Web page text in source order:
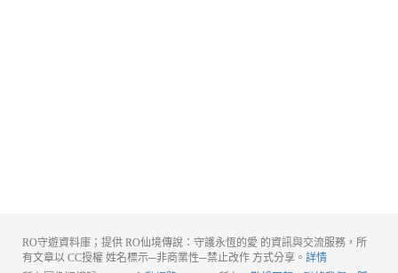
RO守遊資料庫；提供 RO仙境傳說：守護永恆的愛 的資訊與交流服務，所
有文章以 CC授權 姓名標示─非商業性─禁止改作 方式分享。 詳情